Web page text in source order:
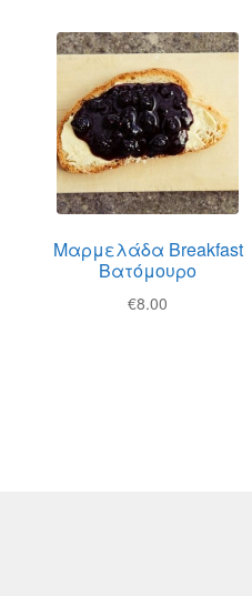
Μαρμελάδα Breakfast
Βατόμουρο
€8.00